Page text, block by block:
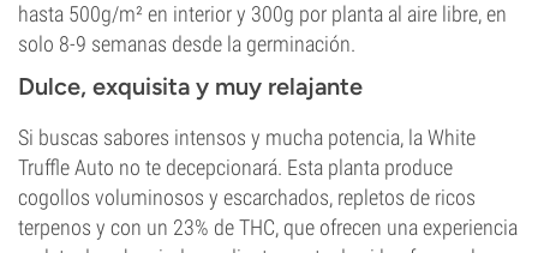
hasta 500g/m² en interior y 300g por planta al aire libre, en
solo 8-9 semanas desde la germinación.
Dulce, exquisita y muy relajante
Si buscas sabores intensos y mucha potencia, la White
Truffle Auto no te decepcionará. Esta planta produce
cogollos voluminosos y escarchados, repletos de ricos
terpenos y con un 23% de THC, que ofrecen una experiencia